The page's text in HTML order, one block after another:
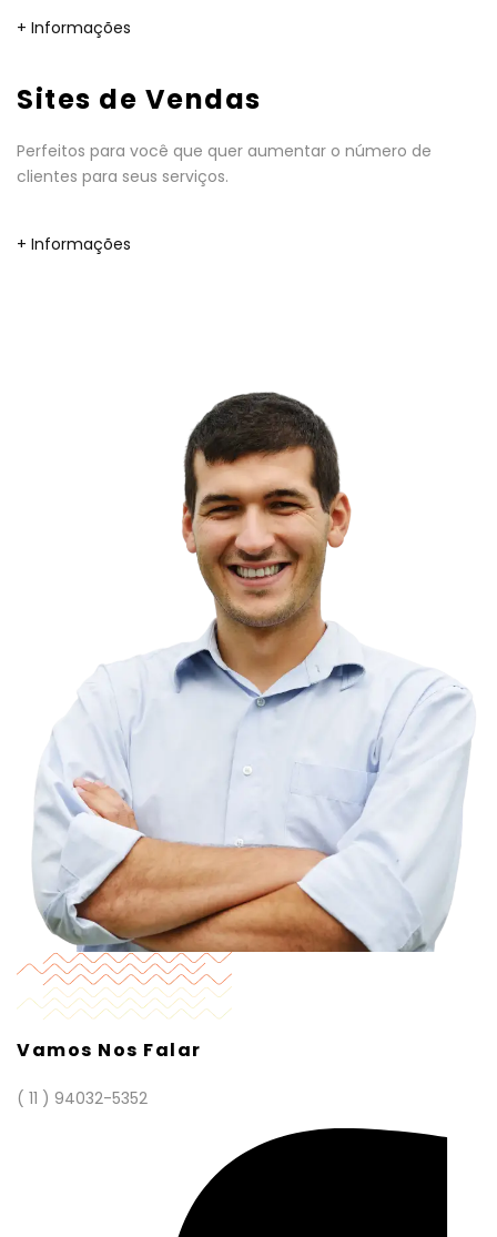
+ Informações
Sites de Vendas
Perfeitos para você que quer aumentar o número de
clientes para seus serviços.
+ Informações
Vamos Nos Falar
( 11 ) 94032-5352